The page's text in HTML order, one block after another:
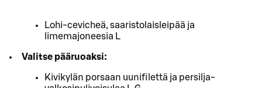
Lohi-cevicheä, saaristolaisleipää ja
limemajoneesia L
Valitse pääruoaksi:
Kivikylän porsaan uunifilettä ja persilja-